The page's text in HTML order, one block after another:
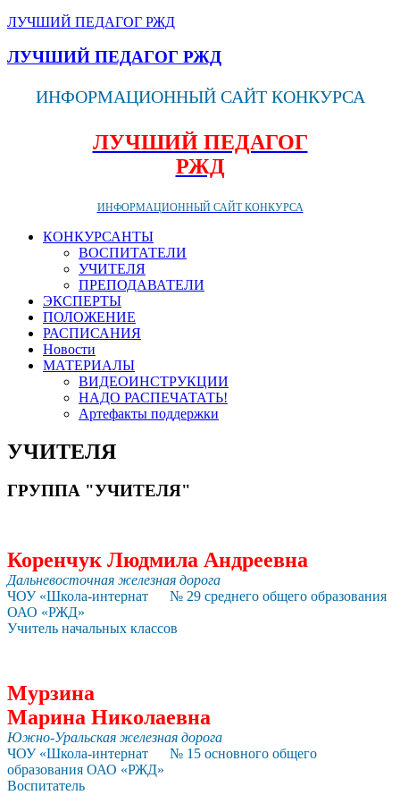
ЛУЧШИЙ ПЕДАГОГ РЖД
ЛУЧШИЙ ПЕДАГОГ РЖД
ИНФОРМАЦИОННЫЙ САЙТ КОНКУРСА
ЛУЧШИЙ ПЕДАГОГ
РЖД
ИНФОРМАЦИОННЫЙ САЙТ КОНКУРСА
КОНКУРСАНТЫ
ВОСПИТАТЕЛИ
УЧИТЕЛЯ
ПРЕПОДАВАТЕЛИ
ЭКСПЕРТЫ
ПОЛОЖЕНИЕ
РАСПИСАНИЯ
Новости
МАТЕРИАЛЫ
ВИДЕОИНСТРУКЦИИ
НАДО РАСПЕЧАТАТЬ!
Артефакты поддержки
УЧИТЕЛЯ
ГРУППА "УЧИТЕЛЯ"
Коренчук Людмила Андреевна
Дальневосточная железная дорога
ЧОУ «Школа-интернат № 29 среднего общего образования
ОАО «РЖД»
Учитель начальных классов
Мурзина
Марина Николаевна
Южно-Уральская железная дорога
ЧОУ «Школа-интернат № 15 основного общего
образования ОАО «РЖД»
Воспитатель